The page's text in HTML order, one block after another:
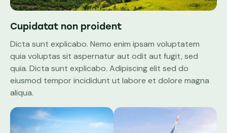
Cupidatat non proident
Dicta sunt explicabo. Nemo enim ipsam voluptatem
quia voluptas sit aspernatur aut odit aut fugit, sed
quia. Dicta sunt explicabo. Adipiscing elit sed do
eiusmod tempor incididunt ut labore et dolore magna
aliqua.